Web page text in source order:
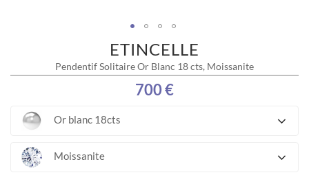
ETINCELLE
Pendentif Solitaire Or Blanc 18 cts, Moissanite
700 €
Or blanc 18cts
Moissanite
images